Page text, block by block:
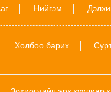
Нийгэм
Холбоо барих